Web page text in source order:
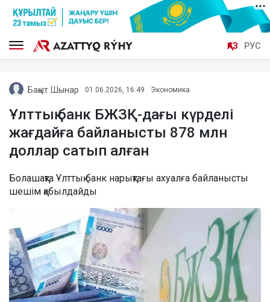
ҚАЗ РУС
Бақыт Шынар 01.06.2026, 16:49 Экономика
Ұлттық банк БЖЗҚ-дағы күрделі
жағдайға байланысты 878 млн
доллар сатып алған
Болашақта Ұлттық банк нарықтағы ахуалға байланысты
шешім қабылдайды